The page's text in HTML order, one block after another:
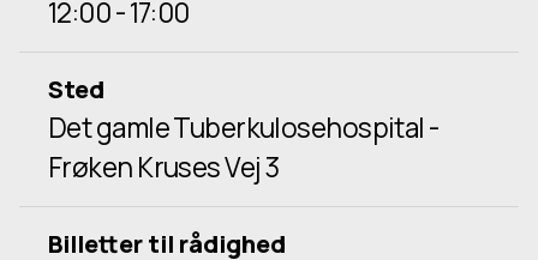
12:00 - 17:00
Sted
Det gamle Tuberkulosehospital -
Frøken Kruses Vej 3
Billetter til rådighed